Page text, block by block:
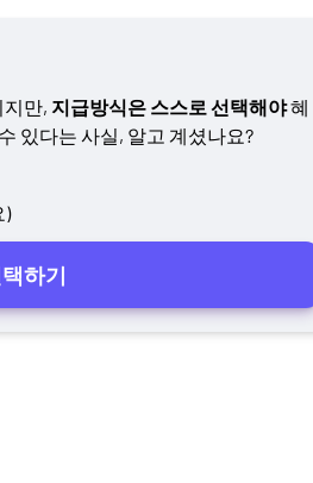
지만, 지급방식은 스스로 선택해야혜
있다는 사실, 알고 계셨나요?
)
하기